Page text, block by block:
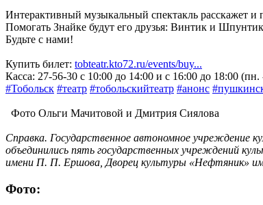
Интерактивный музыкальный спектакль расскажет и
Помогать Знайке будут его друзья: Винтик и
Будьте с нами!
Купить билет: tobteatr.kto72.ru/events/buy...
Касса: 27-56-30 с 10:00 до 14:00 и с 16:00 до 18:00
#Тобольск #театр #тобольскийтеатр #анонс
Фото Ольги Мачитовой и Дмитрия Сиялова
Справка. Государственное автономное учреждение
объединились пять государственных учреждений
имени П. П. Ершова, Дворец культуры «Нефтяник»
Фото: